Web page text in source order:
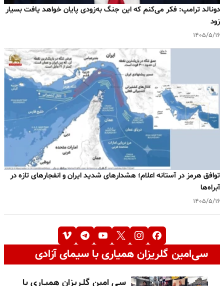
دونالد ترامپ: فکر می‌کنم که این جنگ به‌زودی پایان خواهد یافت بسیار
زود
۱۴۰۵/۵/۱۶
توافق هرمز در آستانه اعلام؛ هشدارهای شدید ایران و انفجارهای تازه در
آبراه‌ها
۱۴۰۵/۵/۱۶
سی‌امین گلریزان همیاری با سیمای آزادی
سـی امین گلـریزان همیـاری با